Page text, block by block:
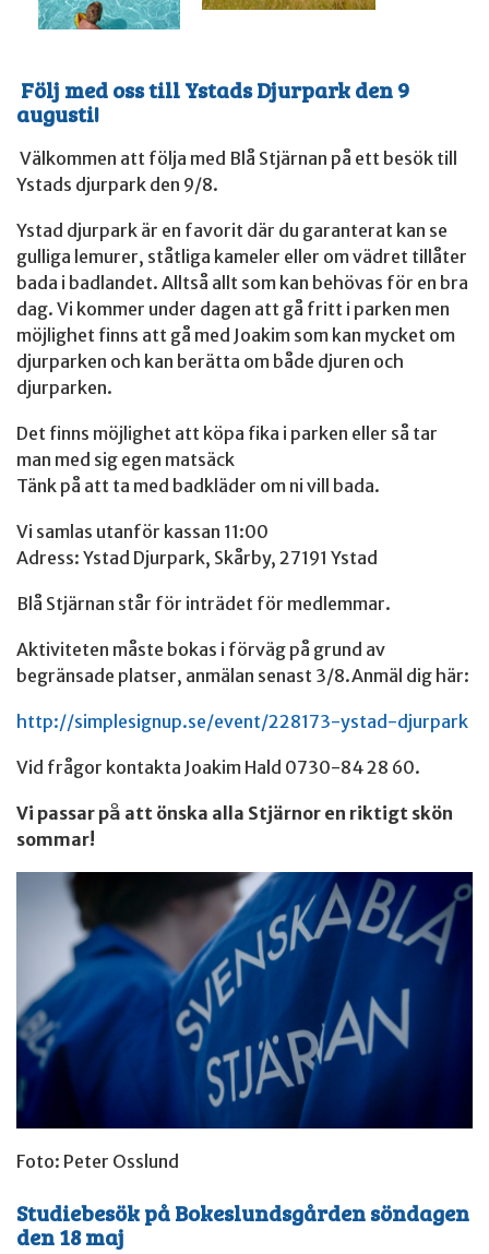
Följ med oss till Ystads Djurpark den 9
augusti!
Välkommen att följa med Blå Stjärnan på ett besök till
Ystads djurpark den 9/8.
Ystad djurpark är en favorit där du garanterat kan se
gulliga lemurer, ståtliga kameler eller om vädret tillåter
bada i badlandet. Alltså allt som kan behövas för en bra
dag. Vi kommer under dagen att gå fritt i parken men
möjlighet finns att gå med Joakim som kan mycket om
djurparken och kan berätta om både djuren och
djurparken.
Det finns möjlighet att köpa fika i parken eller så tar
man med sig egen matsäck
Tänk på att ta med badkläder om ni vill bada.
Vi samlas utanför kassan 11:00
Adress: Ystad Djurpark, Skårby, 27191 Ystad
Blå Stjärnan står för inträdet för medlemmar.
Aktiviteten måste bokas i förväg på grund av
begränsade platser, anmälan senast 3/8.Anmäl dig här:
http://simplesignup.se/event/228173-ystad-djurpark
Vid frågor kontakta Joakim Hald 0730-84 28 60.
Vi passar på att önska alla Stjärnor en riktigt skön
sommar!
Foto: Peter Osslund
Studiebesök på Bokeslundsgården söndagen
den 18 maj